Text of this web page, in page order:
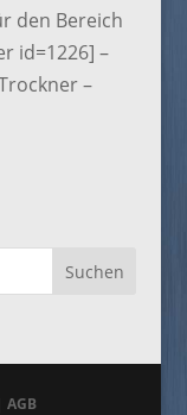
den Bereich
id=1226] –
–
AGB